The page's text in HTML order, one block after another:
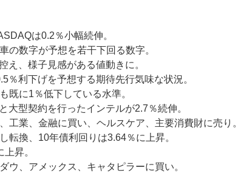
は0.2％小幅続伸。
の数字が予想を若干下回る数字。
え、様子見感がある値動きに。
％利下げを予想する期待先行気味な状況。
既に1％低下している水準。
大型契約を行ったインテルが2.7％続伸。
工業、金融に買い、ヘルスケア、主要消費財に売り。
転換、10年債利回りは3.64％に上昇。
昇。
ウ、アメックス、キャタピラーに買い。